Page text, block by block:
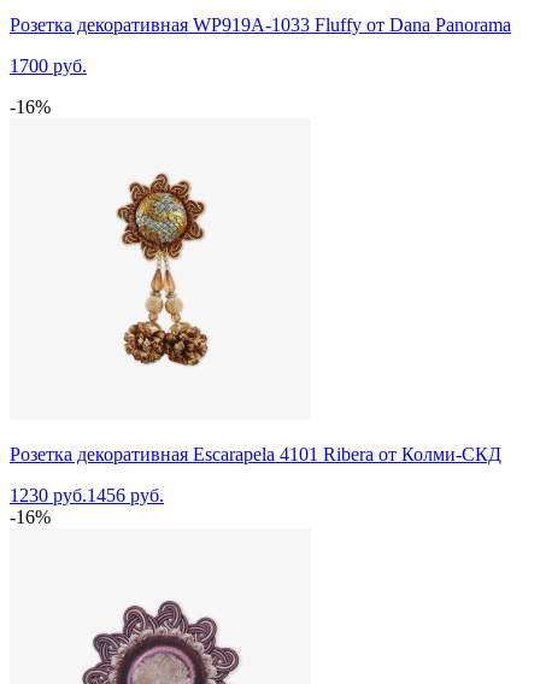
Розетка декоративная WP919A-1033 Fluffy от Dana Panorama
1700 руб.
-16%
Розетка декоративная Escarapela 4101 Ribera от Колми-СКД
1230 руб.1456 руб.
-16%